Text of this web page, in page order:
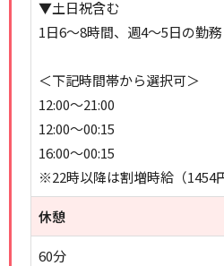
▼土日祝含む
1日6～8時間、週4～5日の勤務
＜下記時間帯から選択可＞
12:00～21:00
12:00～00:15
16:00～00:15
※22時以降は割増時給（1454
休憩
60分